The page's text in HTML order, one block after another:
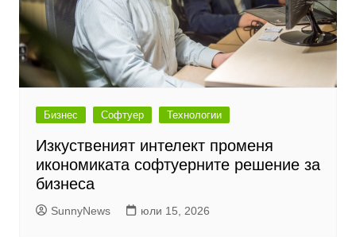
Бизнес Софтуер Технологии
Изкуственият интелект променя
икономиката софтуерните решение за
бизнеса
SunnyNews юли 15, 2026